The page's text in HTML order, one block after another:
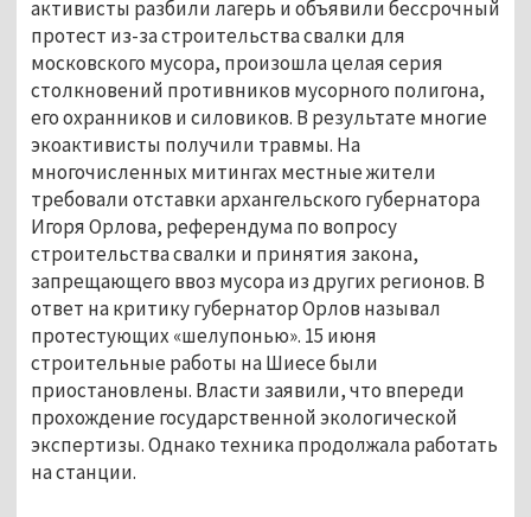
активисты разбили лагерь и объявили бессрочный
протест из-за строительства свалки для
московского мусора, произошла целая серия
столкновений противников мусорного полигона,
его охранников и силовиков. В результате многие
экоактивисты получили травмы. На
многочисленных митингах местные жители
требовали отставки архангельского губернатора
Игоря Орлова, референдума по вопросу
строительства свалки и принятия закона,
запрещающего ввоз мусора из других регионов. В
ответ на критику губернатор Орлов называл
протестующих «шелупонью». 15 июня
строительные работы на Шиесе были
приостановлены. Власти заявили, что впереди
прохождение государственной экологической
экспертизы. Однако техника продолжала работать
на станции.